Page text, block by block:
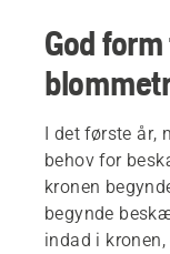
God
I det første år,
behov for
kronen
begynde
indad i